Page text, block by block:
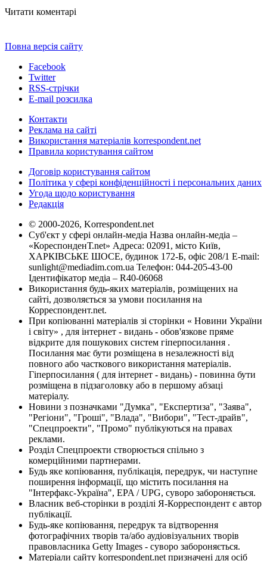
Читати коментарі
Повна версія сайту
Facebook
Twitter
RSS-стрічки
E-mail розсилка
Контакти
Реклама на сайті
Використання матеріалів korrespondent.net
Правила користування сайтом
Договір користування сайтом
Політика у сфері конфіденційності і персональних даних
Угода щодо користування
Редакція
© 2000-2026, Korrespondent.net
Суб'єкт у сфері онлайн-медіа Назва онлайн-медіа –
«КореспонденТ.net» Адреса: 02091, місто Київ,
ХАРКІВСЬКЕ ШОСЕ, будинок 172-Б, офіс 208/1 E-mail:
sunlight@mediadim.com.ua Телефон: 044-205-43-00
Ідентифікатор медіа – R40-06068
Використання будь-яких матеріалів, розміщених на
сайті, дозволяється за умови посилання на
Корреспондент.net.
При копіюванні матеріалів зі сторінки « Новини України
і світу» , для інтернет - видань - обов'язкове пряме
відкрите для пошукових систем гіперпосилання .
Посилання має бути розміщена в незалежності від
повного або часткового використання матеріалів.
Гіперпосилання ( для інтернет - видань) - повинна бути
розміщена в підзаголовку або в першому абзаці
матеріалу.
Новини з позначками "Думка", "Експертиза", "Заява",
"Регіони", "Гроші", "Влада", "Вибори", "Тест-драйв",
"Спецпроекти", "Промо" публікуються на правах
реклами.
Розділ Спецпроекти створюється спільно з
комерційними партнерами.
Будь яке копіювання, публікація, передрук, чи наступне
поширення інформації, що містить посилання на
"Інтерфакс-Україна", EPA / UPG, суворо забороняється.
Власник веб-сторінки в розділі Я-Корреспондент є автор
публікації.
Будь-яке копіювання, передрук та відтворення
фотографічних творів та/або аудіовізуальних творів
правовласника Getty Images - суворо забороняється.
Матеріали сайту korrespondent.net призначені для осіб